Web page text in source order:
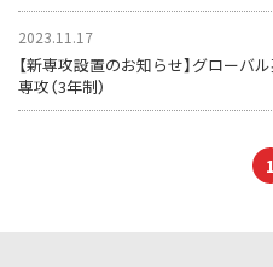
2023.11.17
【新専攻設置のお知らせ】グローバ
専攻（3年制）
1